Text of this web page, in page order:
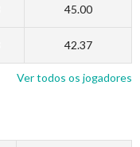
45.00
42.37
Ver todos os jogadores